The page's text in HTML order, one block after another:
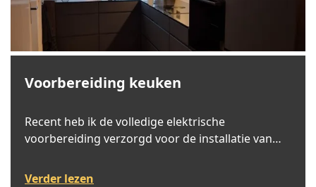
Voorbereiding keuken
Recent heb ik de volledige elektrische
voorbereiding verzorgd voor de installatie van
Verder lezen